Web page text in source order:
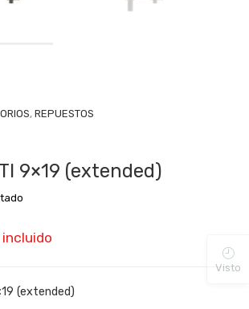
, REPUESTOS
9×19 (extended)
incluido
(extended)
Visto